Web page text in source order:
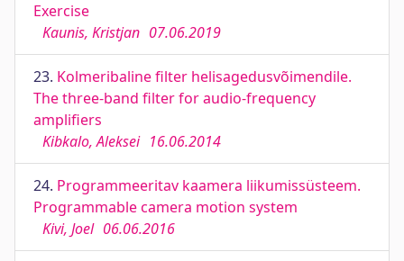
Exercise
Kaunis, Kristjan 07.06.2019
23. Kolmeribaline filter helisagedusvõimendile.
The three-band filter for audio-frequency
amplifiers
Kibkalo, Aleksei 16.06.2014
24. Programmeeritav kaamera liikumissüsteem.
Programmable camera motion system
Kivi, Joel 06.06.2016